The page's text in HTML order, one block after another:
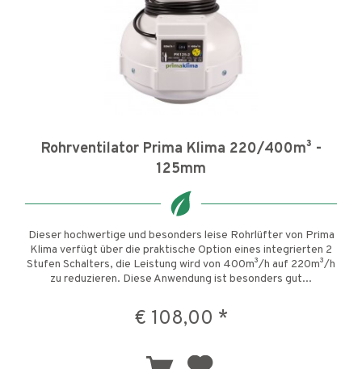
Rohrventilator Prima Klima 220/400m³ -
125mm
Dieser hochwertige und besonders leise Rohrlüfter von Prima
Klima verfügt über die praktische Option eines integrierten 2
Stufen Schalters, die Leistung wird von 400m³/h auf 220m³/h
zu reduzieren. Diese Anwendung ist besonders gut...
€ 108,00 *